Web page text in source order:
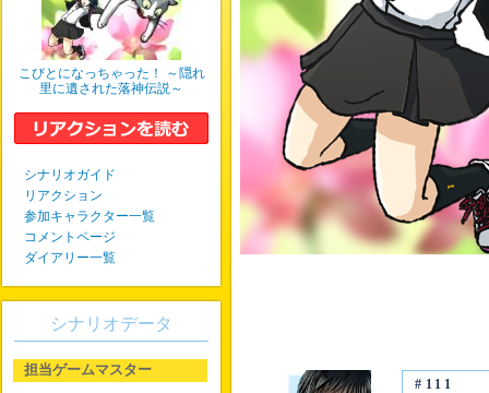
#111
こびとになっちゃった！ ～隠れ
里に遺された落神伝説～
シナリオガイド
リアクション
参加キャラクター一覧
コメントページ
ダイアリー一覧
シナリオデータ
担当ゲームマスター